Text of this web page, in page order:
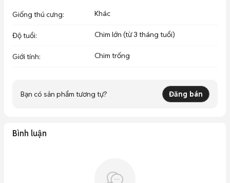
Giống thú cưng: Khác
Độ tuổi: Chim lớn (từ 3 tháng tuổi)
Giới tính: Chim trống
Bạn có sản phẩm tương tự? Đăng bán
Bình luận